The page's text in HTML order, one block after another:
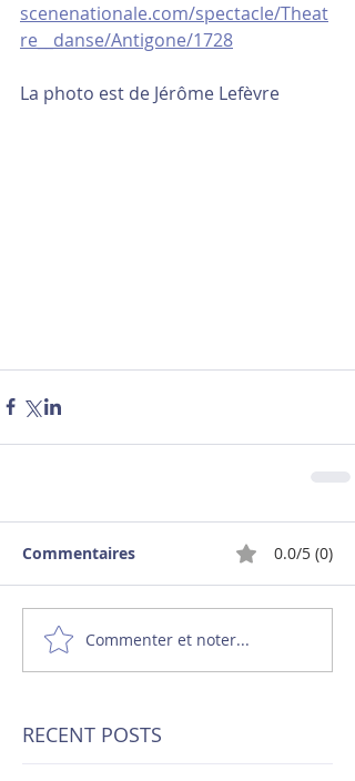
scenenationale.com/spectacle/Theat
re__danse/Antigone/1728
La photo est de Jérôme Lefèvre
Commentaires 0.0/5 (0)
Commenter et noter...
RECENT POSTS